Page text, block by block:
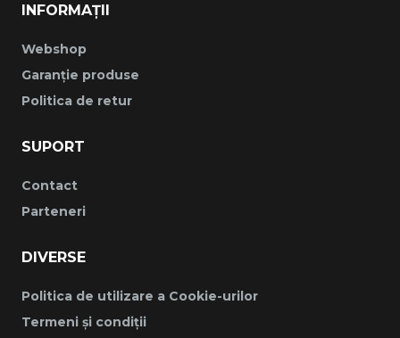
INFORMAȚII
Webshop
Garanție produse
Politica de retur
SUPORT
Contact
Parteneri
DIVERSE
Politica de utilizare a Cookie-urilor
Termeni și condiții